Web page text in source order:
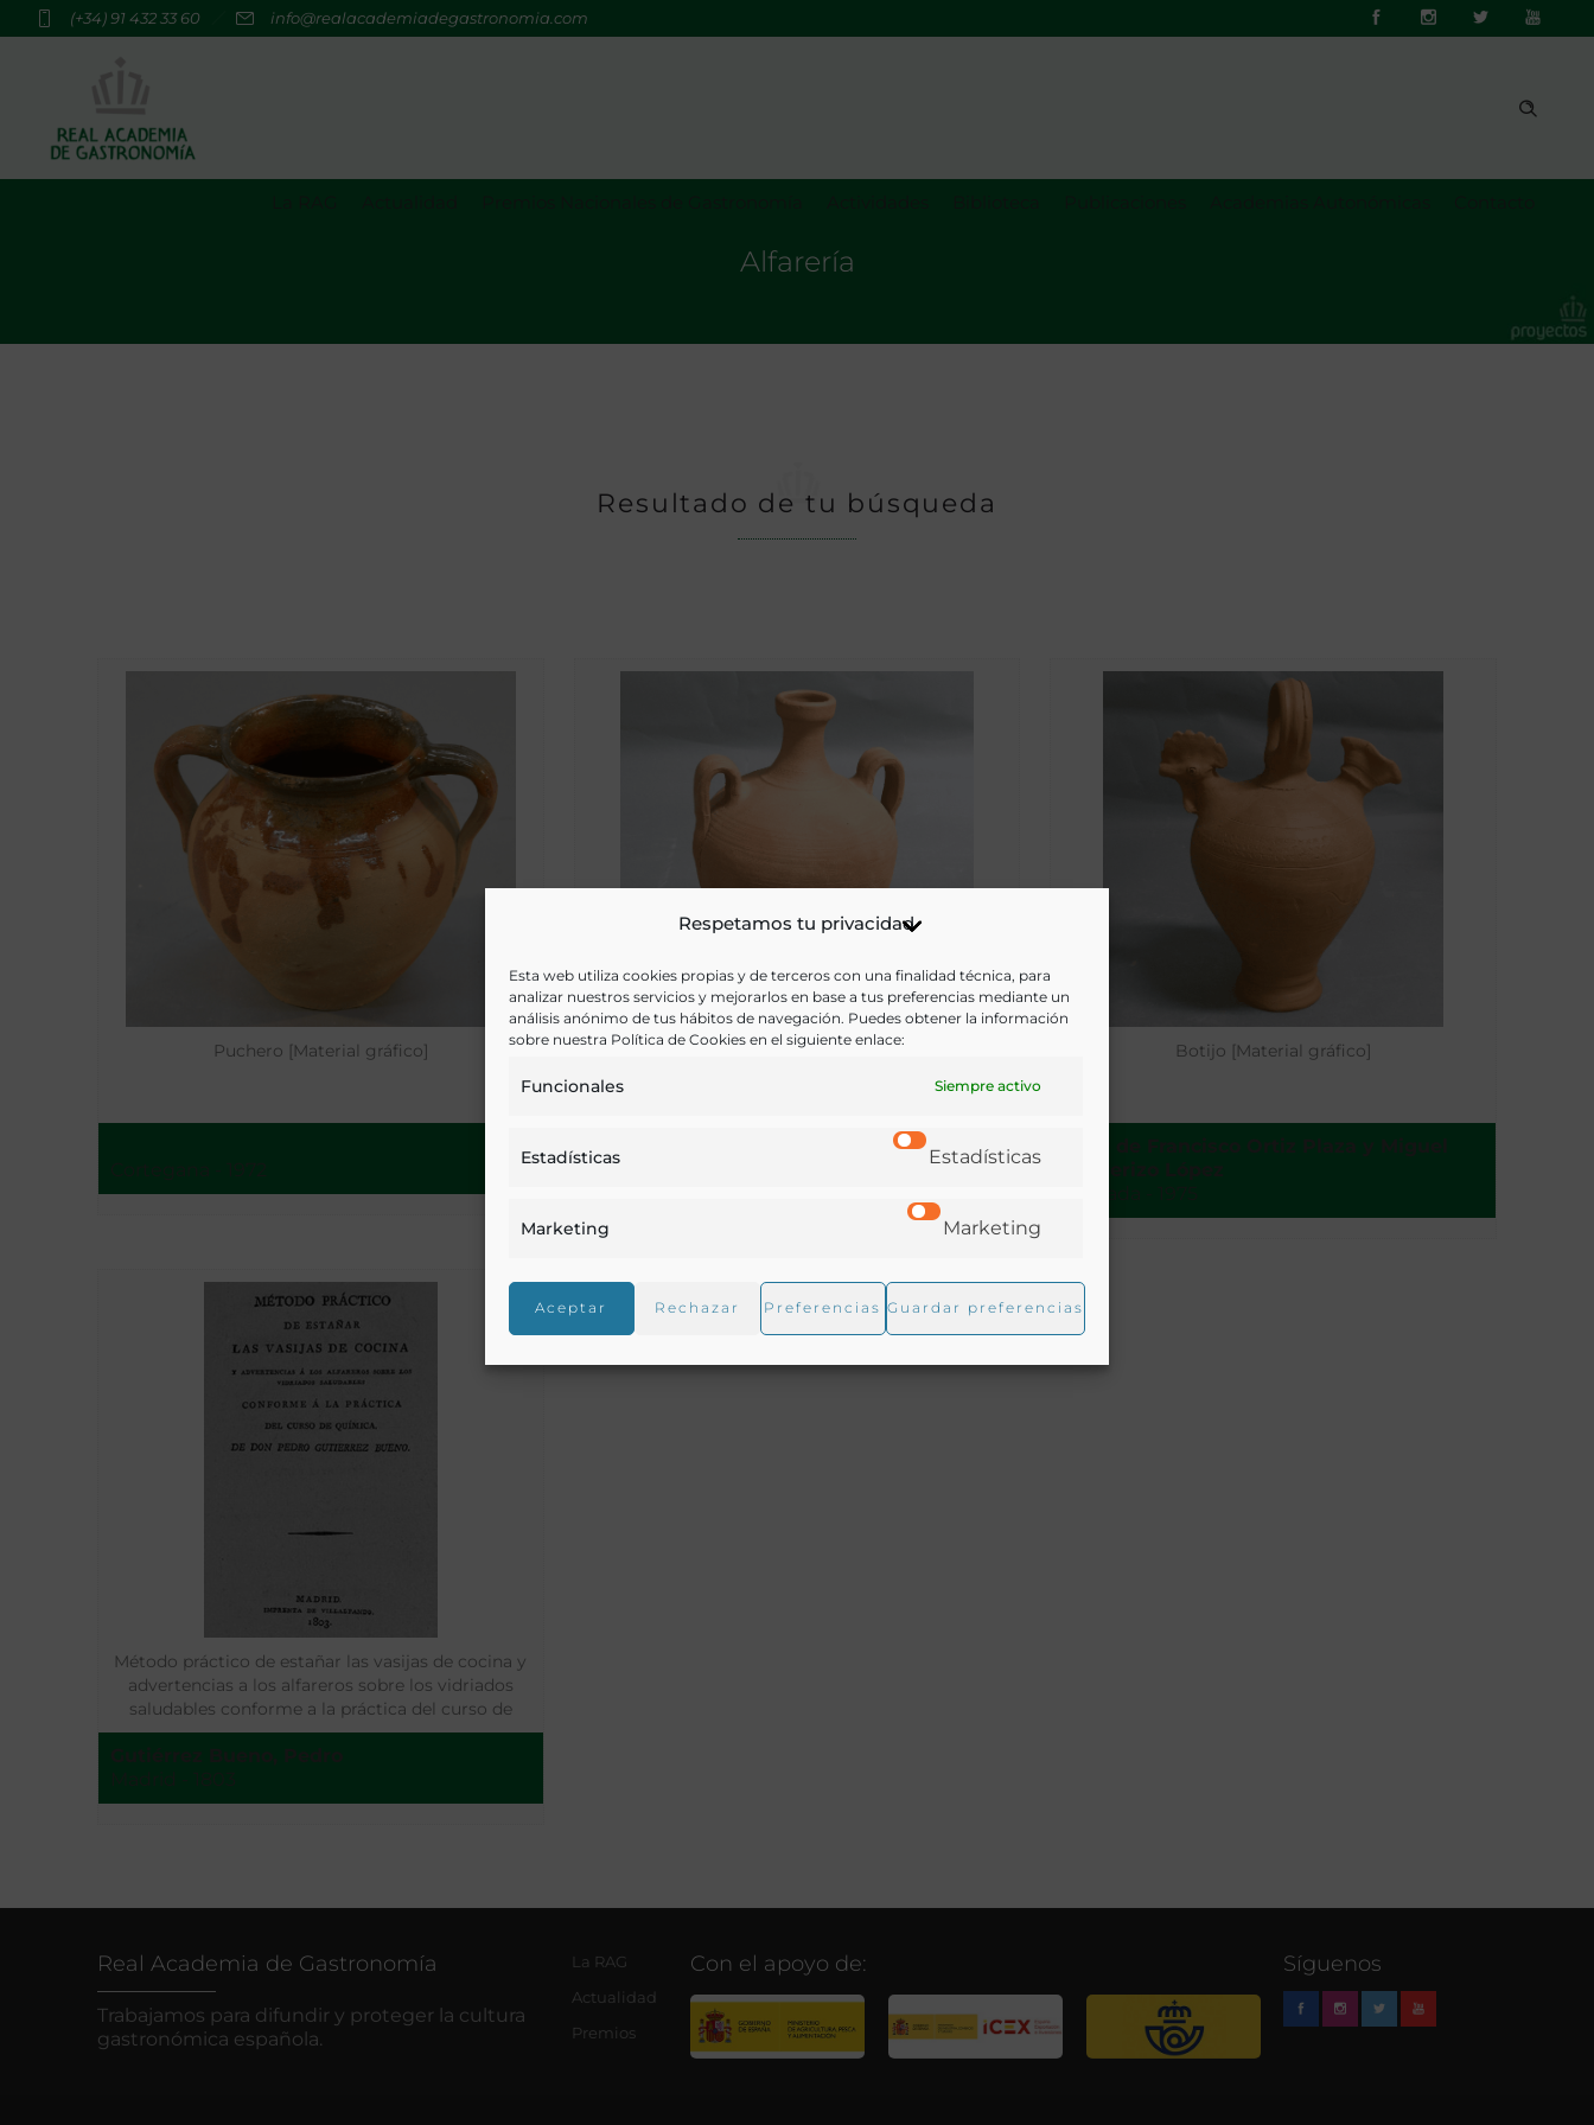
Respetamos tu privacidad
Esta web utiliza cookies propias y de terceros con una finalidad técnica, para
analizar nuestros servicios y mejorarlos en base a tus preferencias mediante un
análisis anónimo de tus hábitos de navegación. Puedes obtener la información
sobre nuestra Política de Cookies en el siguiente enlace:
Funcionales Siempre activo
Estadísticas Estadísticas
Marketing Marketing
Aceptar Rechazar Preferencias Guardar preferencias
(+34) 91 432 33 60 info@realacademiadegastronomia.com
Alfarería
Resultado de tu búsqueda
Puchero [Material gráfico] Cántara [Material gtáfico]
Alfar de Eduardo Jiménez Hernández
Granada - 1975
Botijo [Material gráfico]
Método práctico de estañar las vasijas de cocina y
advertencias a los alfareros sobre los vidriados
saludables conforme a la práctica del curso de
química
Real Academia de Gastronomía
Trabajamos para difundir y proteger la cultura
gastronómica española.
La RAG
Actualidad
Premios
Con el apoyo de: Síguenos